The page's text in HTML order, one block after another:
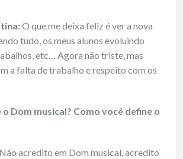
O que me deixa feliz é ver a nova
tudo, os meus alunos evoluindo
etc… Agora não triste, mas
a falta de trabalho e respeito com os
o Dom musical? Como você define o
acredito em Dom musical, acredito